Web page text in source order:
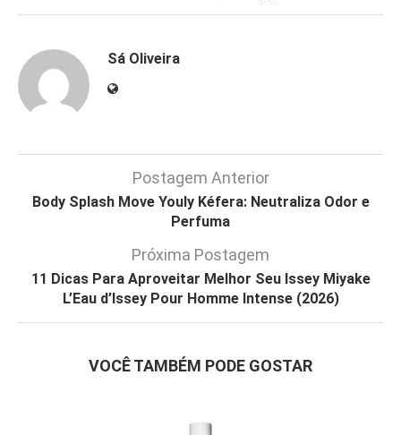
Sá Oliveira
Postagem Anterior
Body Splash Move Youly Kéfera: Neutraliza Odor e
Perfuma
Próxima Postagem
11 Dicas Para Aproveitar Melhor Seu Issey Miyake
L’Eau d’Issey Pour Homme Intense (2026)
VOCÊ TAMBÉM PODE GOSTAR